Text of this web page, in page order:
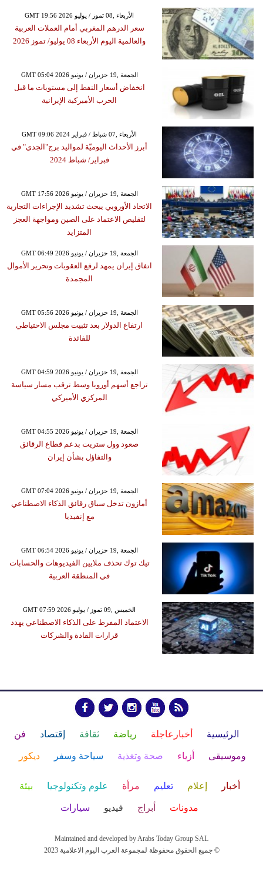
GMT 19:56 2026 الأربعاء ,08 تموز / يوليو
سعر الدرهم المغربي أمام العملات العربية
والعالمية اليوم الأربعاء 08 يوليو/ تموز 2026
GMT 05:04 2026 الجمعة ,19 حزيران / يونيو
انخفاض أسعار النفط إلى مستويات ما قبل
الحرب الأميركية الإيرانية
GMT 09:06 2024 الأربعاء ,07 شباط / فبراير
أبرز الأحداث اليوميّة لمواليد برج"الجدي" في
فبراير/ شباط 2024
GMT 17:56 2026 الجمعة ,19 حزيران / يونيو
الاتحاد الأوروبي يبحث تشديد الإجراءات التجارية
لتقليص الاعتماد على الصين ومواجهة العجز
المتزايد
GMT 06:49 2026 الجمعة ,19 حزيران / يونيو
اتفاق إيران يمهد لرفع العقوبات وتحرير الأموال
المجمدة
GMT 05:56 2026 الجمعة ,19 حزيران / يونيو
ارتفاع الدولار بعد تثبيت مجلس الاحتياطي
للفائدة
GMT 04:59 2026 الجمعة ,19 حزيران / يونيو
تراجع أسهم أوروبا وسط ترقب مسار سياسة
المركزي الأميركي
GMT 04:55 2026 الجمعة ,19 حزيران / يونيو
صعود وول ستريت بدعم قطاع الرقائق
والتفاؤل بشأن إيران
GMT 07:04 2026 الجمعة ,19 حزيران / يونيو
أمازون تدخل سباق رقائق الذكاء الاصطناعي
مع إنفيديا
GMT 06:54 2026 الجمعة ,19 حزيران / يونيو
تيك توك تحذف ملايين الفيديوهات والحسابات
في المنطقة العربية
GMT 07:59 2026 الخميس ,09 تموز / يوليو
الاعتماد المفرط على الذكاء الاصطناعي يهدد
قرارات القادة والشركات
الرئيسية أخبارعاجلة رياضة ثقافة إقتصاد فن
وموسيقى أزياء صحة وتغذية سياحة وسفر ديكور
أخبار إعلام تعليم مرأة علوم وتكنولوجيا بيئة
مدونات أبراج فيديو سيارات
Maintained and developed by Arabs Today Group SAL
جميع الحقوق محفوظة لمجموعة العرب اليوم الاعلامية 2023 ©